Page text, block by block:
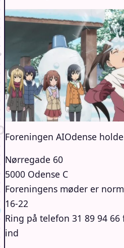
Foreningen AIOdense
Nørregade 60
5000 Odense C
Foreningens møder er
16-22
Ring på telefon 31 89 94
ind